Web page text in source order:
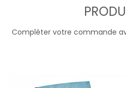
Compléter votre commande